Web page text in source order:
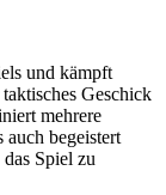
und kämpft
Geschick
mehrere
begeistert
Spiel zu